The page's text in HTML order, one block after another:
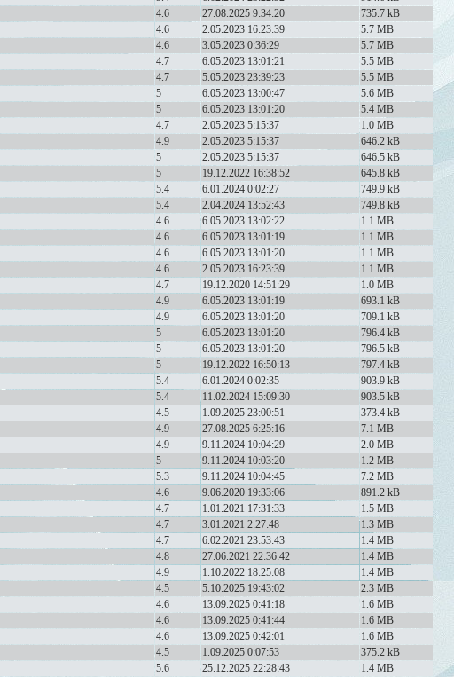
4.6 27.08.2025 9:34:20
735.7 kB
4.6 2.05.2023 16:23:39
5.7 MB
4.6 3.05.2023 0:36:29
5.7 MB
4.7 6.05.2023 13:01:21
5.5 MB
4.7 5.05.2023 23:39:23
5.5 MB
5 6.05.2023 13:00:47
5.6 MB
5 6.05.2023 13:01:20
5.4 MB
4.7 2.05.2023 5:15:37
1.0 MB
4.9 2.05.2023 5:15:37
646.2 kB
5 2.05.2023 5:15:37
646.5 kB
5 19.12.2022 16:38:52
645.8 kB
5.4 6.01.2024 0:02:27
749.9 kB
5.4 2.04.2024 13:52:43
749.8 kB
4.6 6.05.2023 13:02:22
1.1 MB
4.6 6.05.2023 13:01:19
1.1 MB
4.6 6.05.2023 13:01:20
1.1 MB
4.6 2.05.2023 16:23:39
1.1 MB
4.7 19.12.2020 14:51:29
1.0 MB
4.9 6.05.2023 13:01:19
693.1 kB
4.9 6.05.2023 13:01:20
709.1 kB
5 6.05.2023 13:01:20
796.4 kB
5 6.05.2023 13:01:20
796.5 kB
5 19.12.2022 16:50:13
797.4 kB
5.4 6.01.2024 0:02:35
903.9 kB
5.4 11.02.2024 15:09:30
903.5 kB
4.5 1.09.2025 23:00:51
373.4 kB
4.9 27.08.2025 6:25:16
7.1 MB
4.9 9.11.2024 10:04:29
2.0 MB
5 9.11.2024 10:03:20
1.2 MB
5.3 9.11.2024 10:04:45
7.2 MB
4.6 9.06.2020 19:33:06
891.2 kB
4.7 1.01.2021 17:31:33
1.5 MB
4.7 3.01.2021 2:27:48
1.3 MB
4.7 6.02.2021 23:53:43
1.4 MB
4.8 27.06.2021 22:36:42
1.4 MB
4.9 1.10.2022 18:25:08
1.4 MB
4.5 5.10.2025 19:43:02
2.3 MB
4.6 13.09.2025 0:41:18
1.6 MB
4.6 13.09.2025 0:41:44
1.6 MB
4.6 13.09.2025 0:42:01
1.6 MB
4.5 1.09.2025 0:07:53
375.2 kB
5.6 25.12.2025 22:28:43
1.4 MB